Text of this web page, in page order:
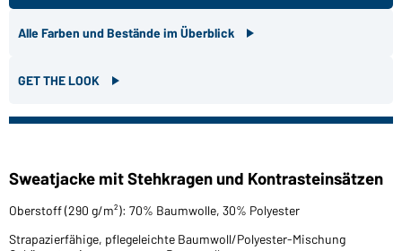
Alle Farben und Bestände im Überblick
GET THE LOOK
Sweatjacke mit Stehkragen und Kontrasteinsätzen
Oberstoff (290 g/m²): 70% Baumwolle, 30% Polyester
Strapazierfähige, pflegeleichte Baumwoll/Polyester-Mischung